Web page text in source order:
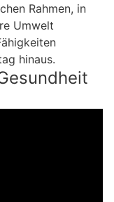
Rahmen, in
Umwelt
hinaus.